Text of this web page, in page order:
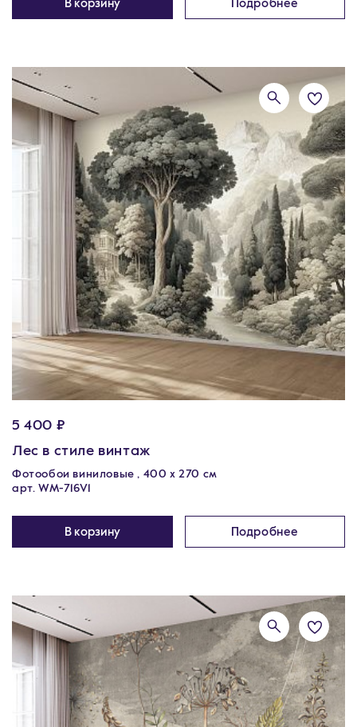
В корзину Подробнее
5 400 ₽
Лес в стиле винтаж
Фотообои виниловые , 400 х 270 см
арт. WM-716V1
В корзину Подробнее